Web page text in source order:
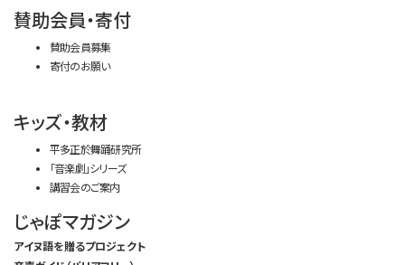
賛助会員・寄付
賛助会員募集
寄付のお願い
キッズ・教材
平多正於舞踊研究所
「音楽劇」シリーズ
講習会のご案内
じゃぽマガジン
アイヌ語を贈るプロジェクト